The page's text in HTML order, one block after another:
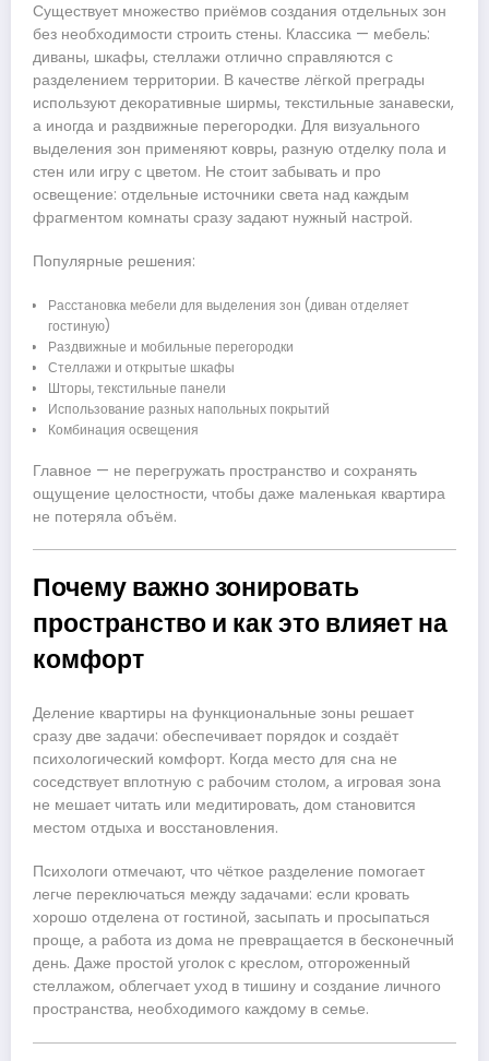
Существует множество приёмов создания отдельных зон
без необходимости строить стены. Классика — мебель:
диваны, шкафы, стеллажи отлично справляются с
разделением территории. В качестве лёгкой преграды
используют декоративные ширмы, текстильные занавески,
а иногда и раздвижные перегородки. Для визуального
выделения зон применяют ковры, разную отделку пола и
стен или игру с цветом. Не стоит забывать и про
освещение: отдельные источники света над каждым
фрагментом комнаты сразу задают нужный настрой.
Популярные решения:
Расстановка мебели для выделения зон (диван отделяет
гостиную)
Раздвижные и мобильные перегородки
Стеллажи и открытые шкафы
Шторы, текстильные панели
Использование разных напольных покрытий
Комбинация освещения
Главное — не перегружать пространство и сохранять
ощущение целостности, чтобы даже маленькая квартира
не потеряла объём.
Почему важно зонировать
пространство и как это влияет на
комфорт
Деление квартиры на функциональные зоны решает
сразу две задачи: обеспечивает порядок и создаёт
психологический комфорт. Когда место для сна не
соседствует вплотную с рабочим столом, а игровая зона
не мешает читать или медитировать, дом становится
местом отдыха и восстановления.
Психологи отмечают, что чёткое разделение помогает
легче переключаться между задачами: если кровать
хорошо отделена от гостиной, засыпать и просыпаться
проще, а работа из дома не превращается в бесконечный
день. Даже простой уголок с креслом, отгороженный
стеллажом, облегчает уход в тишину и создание личного
пространства, необходимого каждому в семье.